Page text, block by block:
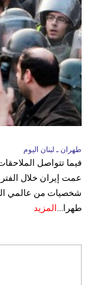
طهران ـ لبنان اليوم
فيما تتواصل
عمت إيران خلال
شخصيات من عالمي
طهرا... المزيد